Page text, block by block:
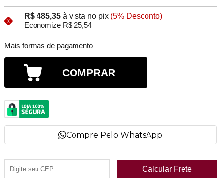
R$ 485,35 à vista no pix (5% Desconto)
Economize R$ 25,54
Mais formas de pagamento
COMPRAR
Compre Pelo WhatsApp